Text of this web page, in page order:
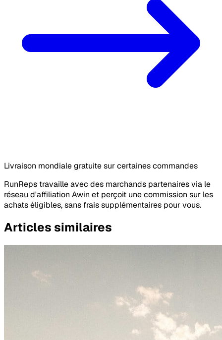
Livraison mondiale gratuite sur certaines commandes
RunReps travaille avec des marchands partenaires via le
réseau d'affiliation Awin et perçoit une commission sur les
achats éligibles, sans frais supplémentaires pour vous.
Articles similaires